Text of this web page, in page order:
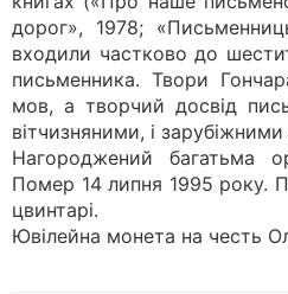
дорог», 1978;
входили частково до
письменника. Твори
мов, а творчий досвід
вітчизняними, і
Нагороджений багатьма
Помер 14 липня 1995 року.
цвинтарі.
Ювілейна монета на честь